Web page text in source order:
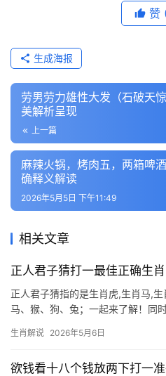
赞
生成海报
劳男劳力雄性大发（石破天
美解析呈现
上一篇
麻辣火锅，烤肉五，两箱啤
确释义解读
2026年5月5日 下午11:49
相关文章
正人君子猜打一最佳正确生
正人君子猜指的是生肖虎,生肖马,生
马、猴、狗、兔；一起来了解！同
带煞气，行事果敢，但易因冲动破
生肖解说 2026年5月6日
欲钱看十八个钱放两下打一